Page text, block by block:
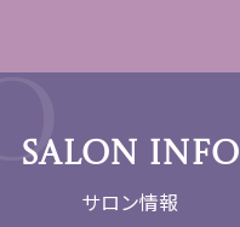
SALON INFO
サロン情報